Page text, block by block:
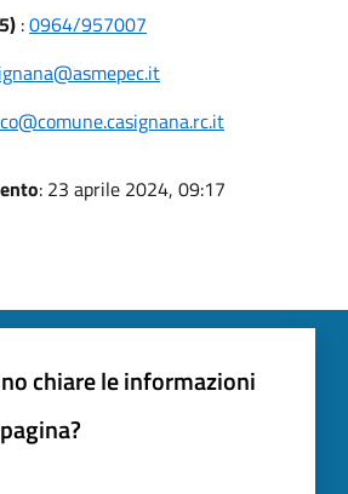
:0964/957007
: 23 aprile 2024, 09:17
chiare le informazioni